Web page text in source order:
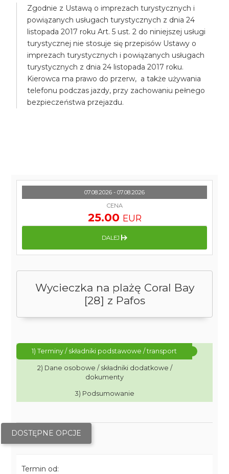
Zgodnie z Ustawą o imprezach turystycznych i
powiązanych usługach turystycznych z dnia 24
listopada 2017 roku Art. 5 ust. 2 do niniejszej usługi
turystycznej nie stosuje się przepisów Ustawy o
imprezach turystycznych i powiązanych usługach
turystycznych z dnia 24 listopada 2017 roku.
Kierowca ma prawo do przerw, a także używania
telefonu podczas jazdy, przy zachowaniu pełnego
bezpieczeństwa przejazdu.
Wycieczka na plażę Coral Bay
[28] z Pafos
1) Terminy / składniki podstawowe / transport
2) Dane osobowe / składniki dodatkowe /
dokumenty
3) Podsumowanie
DOSTĘPNE OPCJE
Termin od:
07.08.2026 - 07.08.2026
CENA
25.00 EUR
DALEJ